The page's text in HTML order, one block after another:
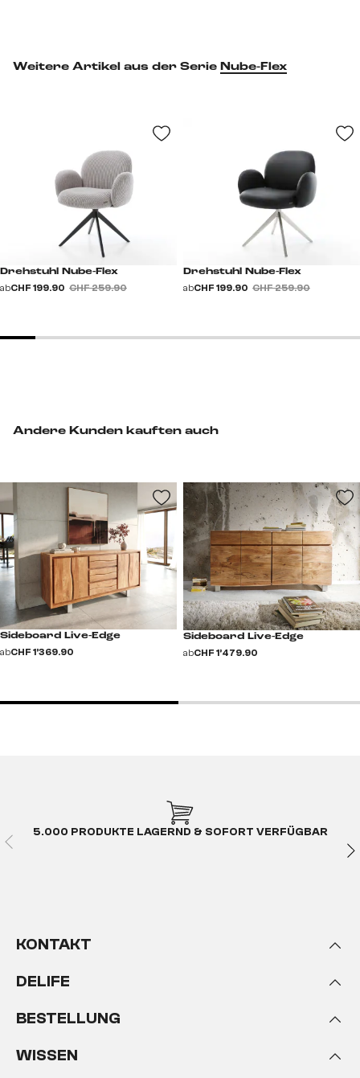
Andere Kunden kauften auch
Sideboard Live-Edge
abCHF 1’369.90
Sideboard Live-Edge
abCHF 1’479.90
Weitere Artikel aus der Serie Nube-Flex
Drehstuhl Nube-Flex
abCHF 199.90 CHF 259.90
Drehstuhl Nube-Flex
abCHF 199.90 CHF 259.90
5.000 PRODUKTE LAGERND & SOFORT VERFÜGBAR
KONTAKT
DELIFE
BESTELLUNG
WISSEN